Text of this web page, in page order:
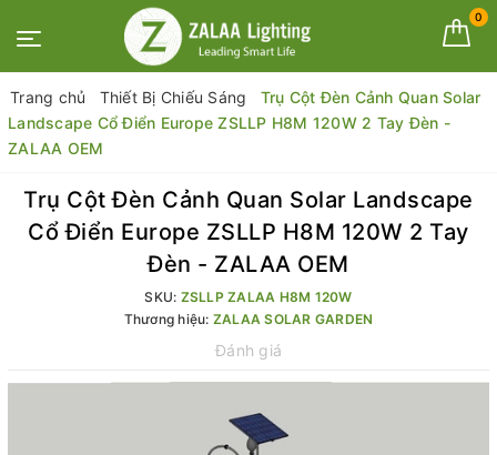
0
Trang chủ Thiết Bị Chiếu Sáng
Trụ Cột Đèn Cảnh Quan Solar
Landscape Cổ Điển Europe ZSLLP H8M 120W 2 Tay Đèn -
ZALAA OEM
Trụ Cột Đèn Cảnh Quan Solar Landscape
Cổ Điển Europe ZSLLP H8M 120W 2 Tay
Đèn - ZALAA OEM
SKU: ZSLLP ZALAA H8M 120W
Thương hiệu: ZALAA SOLAR GARDEN
Đánh giá